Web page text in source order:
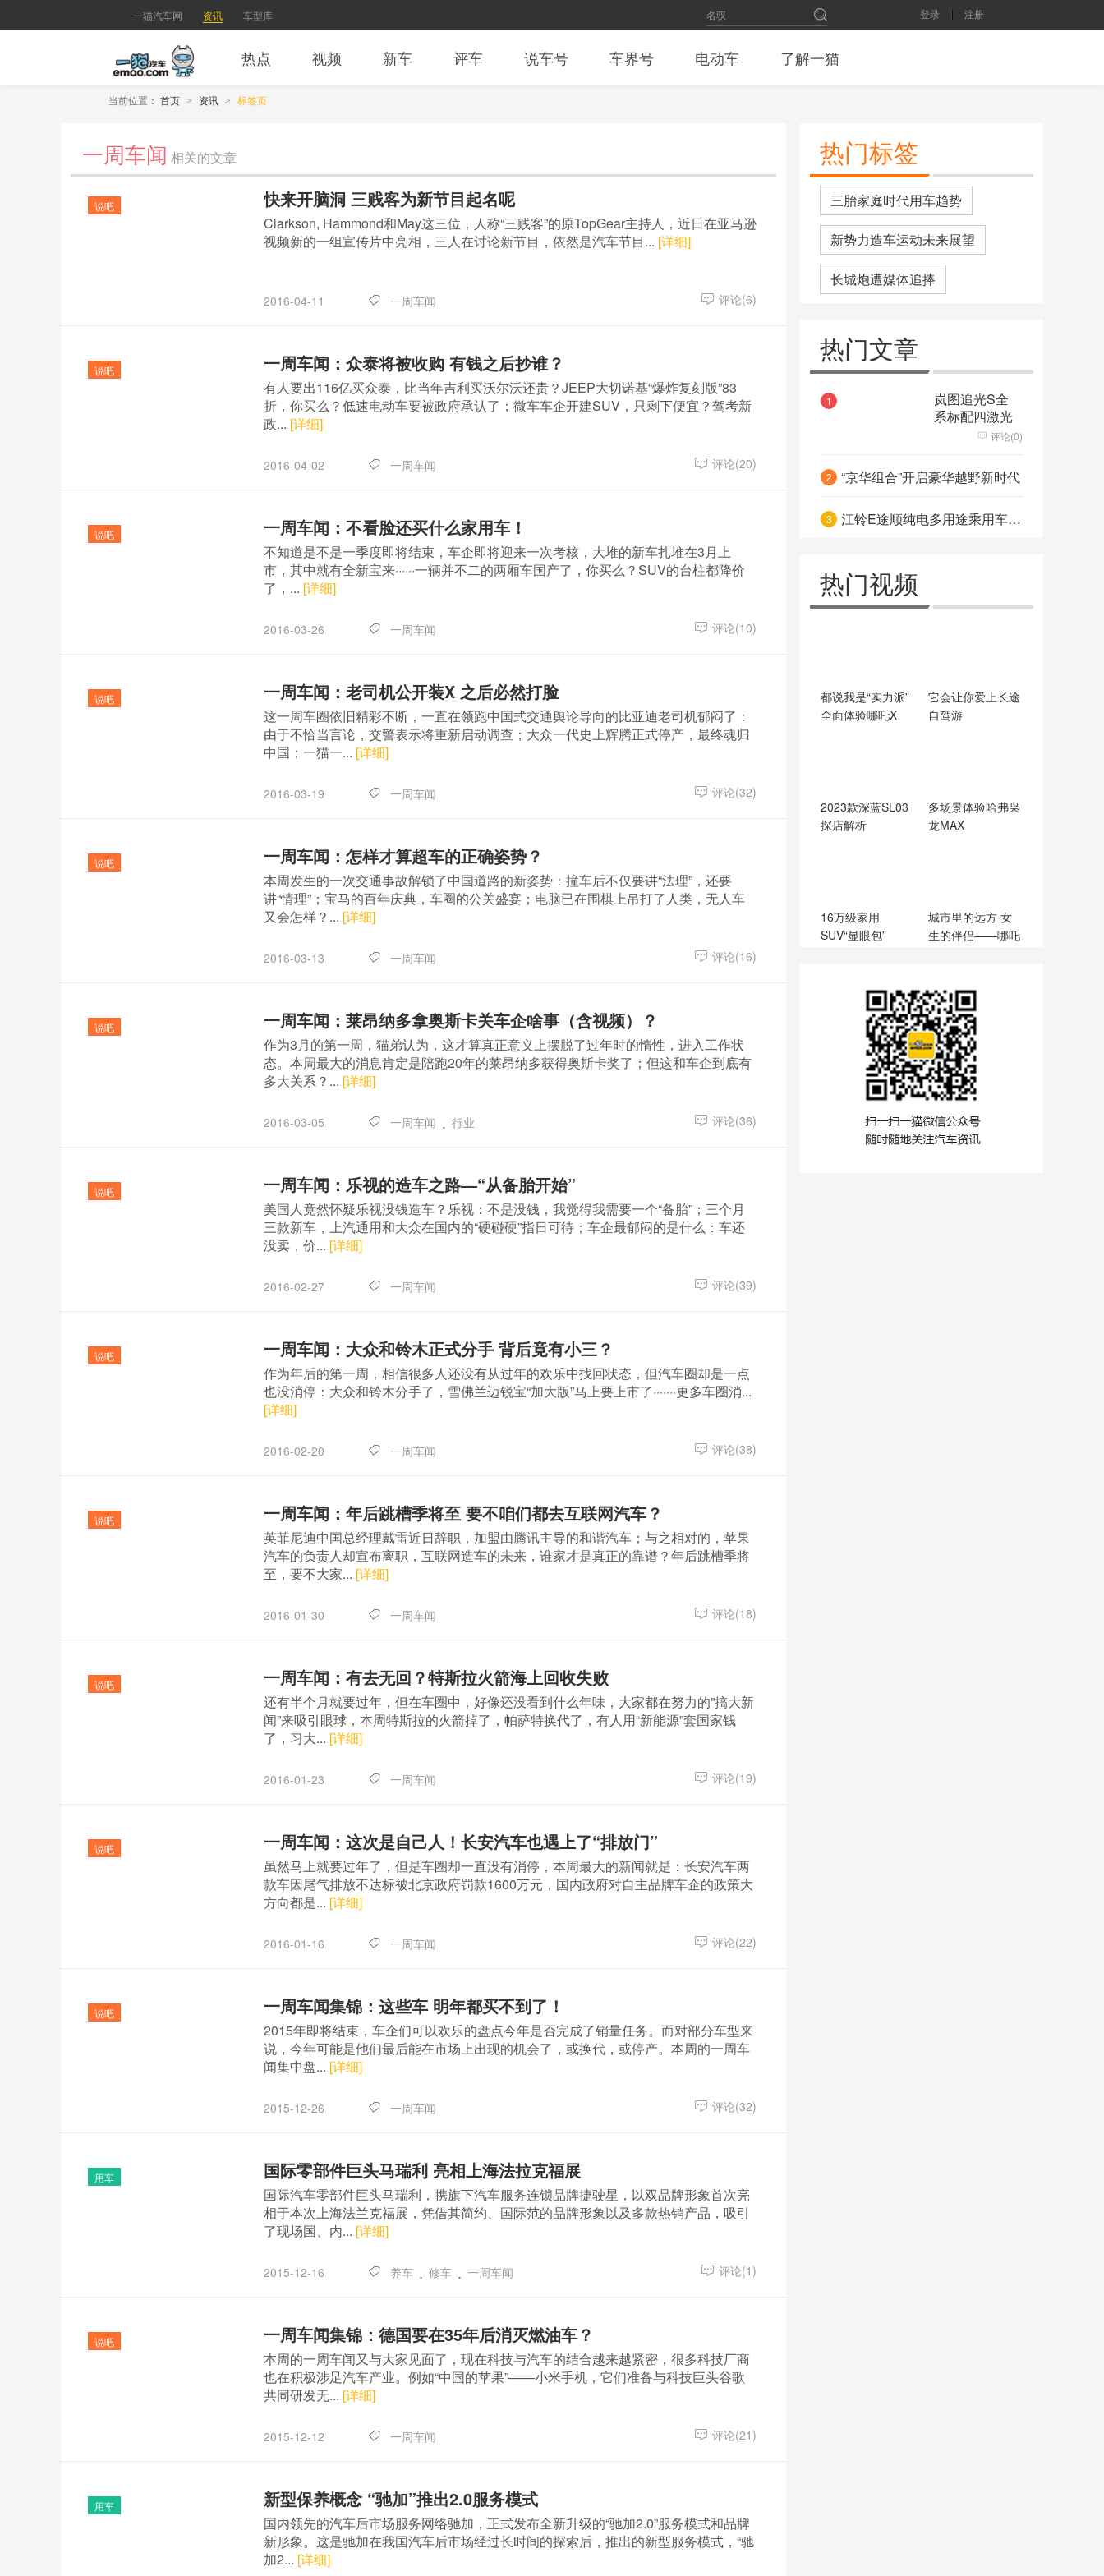
一猫汽车网 资讯 车型库 登录 注册
热点 视频 新车 评车 说车号 车界号 电动车 了解一猫
当前位置： 首页 > 资讯 > 标签页
一周车闻 相关的文章
说吧 快来开脑洞 三贱客为新节目起名呢
Clarkson, Hammond和May这三位，人称“三贱客”的原TopGear主持人，近日在亚马逊
视频新的一组宣传片中亮相，三人在讨论新节目，依然是汽车节目... [详细]
2016-04-11 一周车闻 评论(6)
说吧 一周车闻：众泰将被收购 有钱之后抄谁？
有人要出116亿买众泰，比当年吉利买沃尔沃还贵？JEEP大切诺基“爆炸复刻版”83
折，你买么？低速电动车要被政府承认了；微车车企开建SUV，只剩下便宜？驾考新
政... [详细]
2016-04-02 一周车闻 评论(20)
说吧 一周车闻：不看脸还买什么家用车！
不知道是不是一季度即将结束，车企即将迎来一次考核，大堆的新车扎堆在3月上
市，其中就有全新宝来······一辆并不二的两厢车国产了，你买么？SUV的台柱都降价
了，... [详细]
2016-03-26 一周车闻 评论(10)
说吧 一周车闻：老司机公开装X 之后必然打脸
这一周车圈依旧精彩不断，一直在领跑中国式交通舆论导向的比亚迪老司机郁闷了：
由于不恰当言论，交警表示将重新启动调查；大众一代史上辉腾正式停产，最终魂归
中国；一猫一... [详细]
2016-03-19 一周车闻 评论(32)
说吧 一周车闻：怎样才算超车的正确姿势？
本周发生的一次交通事故解锁了中国道路的新姿势：撞车后不仅要讲“法理”，还要
讲“情理”；宝马的百年庆典，车圈的公关盛宴；电脑已在围棋上吊打了人类，无人车
又会怎样？... [详细]
2016-03-13 一周车闻 评论(16)
说吧 一周车闻：莱昂纳多拿奥斯卡关车企啥事（含视频）？
作为3月的第一周，猫弟认为，这才算真正意义上摆脱了过年时的惰性，进入工作状
态。本周最大的消息肯定是陪跑20年的莱昂纳多获得奥斯卡奖了；但这和车企到底有
多大关系？... [详细]
2016-03-05 一周车闻 . 行业 评论(36)
说吧 一周车闻：乐视的造车之路—“从备胎开始”
美国人竟然怀疑乐视没钱造车？乐视：不是没钱，我觉得我需要一个“备胎”；三个月
三款新车，上汽通用和大众在国内的“硬碰硬”指日可待；车企最郁闷的是什么：车还
没卖，价... [详细]
2016-02-27 一周车闻 评论(39)
说吧 一周车闻：大众和铃木正式分手 背后竟有小三？
作为年后的第一周，相信很多人还没有从过年的欢乐中找回状态，但汽车圈却是一点
也没消停：大众和铃木分手了，雪佛兰迈锐宝“加大版”马上要上市了·······更多车圈消...
[详细]
2016-02-20 一周车闻 评论(38)
说吧 一周车闻：年后跳槽季将至 要不咱们都去互联网汽车？
英菲尼迪中国总经理戴雷近日辞职，加盟由腾讯主导的和谐汽车；与之相对的，苹果
汽车的负责人却宣布离职，互联网造车的未来，谁家才是真正的靠谱？年后跳槽季将
至，要不大家... [详细]
2016-01-30 一周车闻 评论(18)
说吧 一周车闻：有去无回？特斯拉火箭海上回收失败
还有半个月就要过年，但在车圈中，好像还没看到什么年味，大家都在努力的”搞大新
闻”来吸引眼球，本周特斯拉的火箭掉了，帕萨特换代了，有人用“新能源”套国家钱
了，习大... [详细]
2016-01-23 一周车闻 评论(19)
说吧 一周车闻：这次是自己人！长安汽车也遇上了“排放门”
虽然马上就要过年了，但是车圈却一直没有消停，本周最大的新闻就是：长安汽车两
款车因尾气排放不达标被北京政府罚款1600万元，国内政府对自主品牌车企的政策大
方向都是... [详细]
2016-01-16 一周车闻 评论(22)
说吧 一周车闻集锦：这些车 明年都买不到了！
2015年即将结束，车企们可以欢乐的盘点今年是否完成了销量任务。而对部分车型来
说，今年可能是他们最后能在市场上出现的机会了，或换代，或停产。本周的一周车
闻集中盘... [详细]
2015-12-26 一周车闻 评论(32)
用车 国际零部件巨头马瑞利 亮相上海法拉克福展
国际汽车零部件巨头马瑞利，携旗下汽车服务连锁品牌捷驶星，以双品牌形象首次亮
相于本次上海法兰克福展，凭借其简约、国际范的品牌形象以及多款热销产品，吸引
了现场国、内... [详细]
2015-12-16 养车 . 修车 . 一周车闻 评论(1)
说吧 一周车闻集锦：德国要在35年后消灭燃油车？
本周的一周车闻又与大家见面了，现在科技与汽车的结合越来越紧密，很多科技厂商
也在积极涉足汽车产业。例如“中国的苹果”——小米手机，它们准备与科技巨头谷歌
共同研发无... [详细]
2015-12-12 一周车闻 评论(21)
用车 新型保养概念 “驰加”推出2.0服务模式
国内领先的汽车后市场服务网络驰加，正式发布全新升级的“驰加2.0”服务模式和品牌
新形象。这是驰加在我国汽车后市场经过长时间的探索后，推出的新型服务模式，“驰
加2... [详细]
热门标签
三胎家庭时代用车趋势
新势力造车运动未来展望
长城炮遭媒体追捧
万，300Ps+空悬 要啥宝马X5
2月份SUV销量排名：长安CS75
能否和特斯拉/蔚来掰手腕 大众
ID.6X曝光 轴距接近途昂
依然站“C”位 全新梅赛德斯-奔驰
C级很“S”
凝固时光镌刻永恒 劳斯莱斯幻
热门文章
1
岚图追光S全
系标配四激光
评论(0)
2 “京华组合”开启豪华越野新时代
3 江铃E途顺纯电多用途乘用车亮相
热门视频
都说我是“实力派”
全面体验哪吒X
它会让你爱上长途
自驾游
2023款深蓝SL03
探店解析
多场景体验哈弗枭
龙MAX
16万级家用
SUV“显眼包”
城市里的远方 女
生的伴侣——哪吒